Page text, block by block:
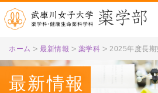
ホーム 最新情報 薬学科 2025年度長期実務実習
最新情報